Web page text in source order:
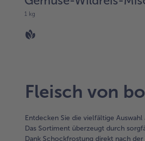
1 kg
Fleisch von
Entdecken Sie die vielfältige
Das Sortiment überzeugt durch
Dank Schockfrostung direkt nach